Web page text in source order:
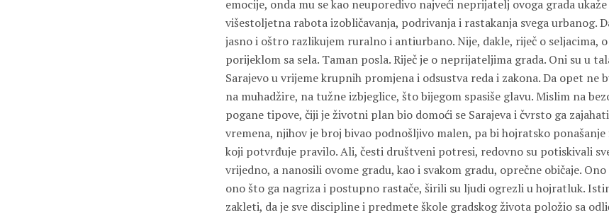
emocije, onda mu se kao neuporedivo najveći neprijatelj ovoga grada
višestoljetna rabota izobličavanja, podrivanja i rastakanja svega urbanog.
jasno i oštro razlikujem ruralno i antiurbano. Nije, dakle, riječ o seljacima,
porijeklom sa sela. Taman posla. Riječ je o neprijateljima grada. Oni su u
Sarajevo u vrijeme krupnih promjena i odsustva reda i zakona. Da opet ne
na muhadžire, na tužne izbjeglice, što bijegom spasiše glavu. Mislim na
pogane tipove, čiji je životni plan bio domoći se Sarajeva i čvrsto ga
vremena, njihov je broj bivao podnošljivo malen, pa bi hojratsko
koji potvrđuje pravilo. Ali, česti društveni potresi, redovno su potiskivali
vrijedno, a nanosili ovome gradu, kao i svakom gradu, oprečne običaje.
ono što ga nagriza i postupno rastače, širili su ljudi ogrezli u hojratluk.
zakleti, da je sve discipline i predmete škole gradskog života položio sa